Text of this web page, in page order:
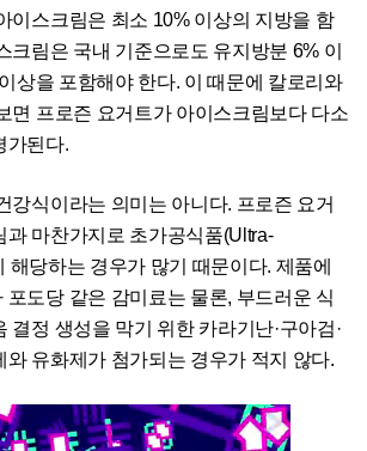
이스크림은 최소 10% 이상의 지방을 함
크림은 국내 기준으로도 유지방분 6% 이
상을 포함해야 한다. 이 때문에 칼로리와
면 프로즌 요거트가 아이스크림보다 다소
가된다.
강식이라는 의미는 아니다. 프로즌 요거
과 마찬가지로 초가공식품(Ultra-
해당하는 경우가 많기 때문이다. 제품에
포도당 같은 감미료는 물론, 부드러운 식
결정 생성을 막기 위한 카라기난·구아검·
와 유화제가 첨가되는 경우가 적지 않다.